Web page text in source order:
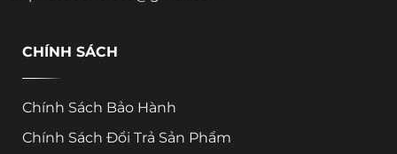
CHÍNH SÁCH
Chính Sách Bảo Hành
Chính Sách Đổi Trả Sản Phẩm